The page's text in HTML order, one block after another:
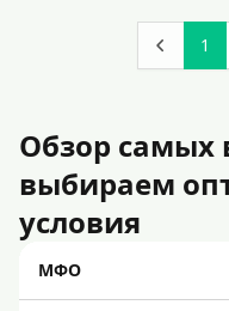
1
Обзор самых
выбираем
условия
МФО